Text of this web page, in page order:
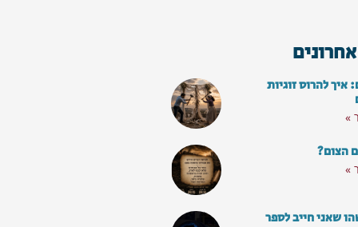
להרוס זוגיות
»
הצום?
»
שאני חייב לספר